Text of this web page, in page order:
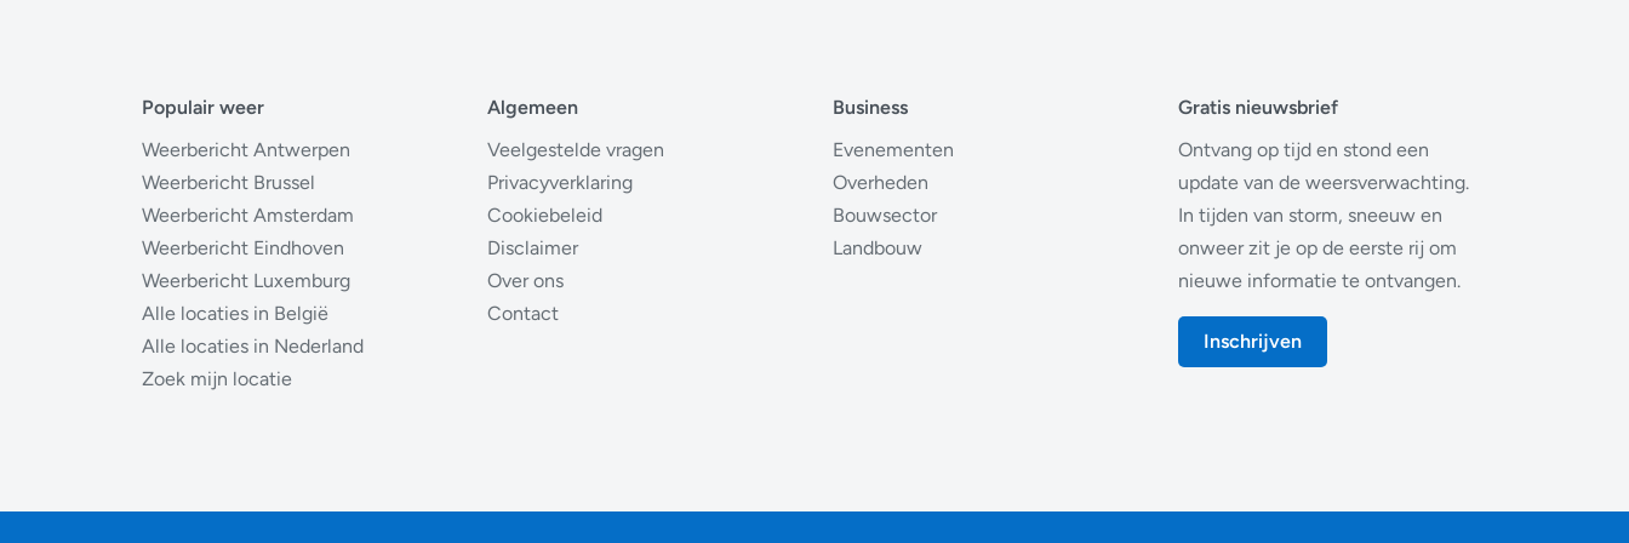
Populair weer
Weerbericht Antwerpen
Weerbericht Brussel
Weerbericht Amsterdam
Weerbericht Eindhoven
Weerbericht Luxemburg
Alle locaties in België
Alle locaties in Nederland
Zoek mijn locatie
Algemeen
Veelgestelde vragen
Privacyverklaring
Cookiebeleid
Disclaimer
Over ons
Contact
Business
Evenementen
Overheden
Bouwsector
Landbouw
Gratis nieuwsbrief
Ontvang op tijd en stond een
update van de weersverwachting.
In tijden van storm, sneeuw en
onweer zit je op de eerste rij om
nieuwe informatie te ontvangen.
Inschrijven